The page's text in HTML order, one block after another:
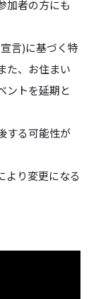
加者の方にも
言)に基づく特
た、お住まい
ントを延期と
する可能性が
より変更になる